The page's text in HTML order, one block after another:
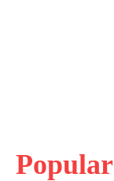
Popular